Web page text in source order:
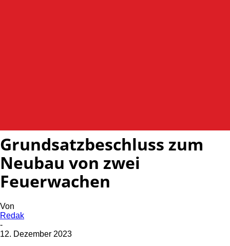
Grundsatzbeschluss zum
Neubau von zwei
Feuerwachen
Von
Redak
-
12. Dezember 2023